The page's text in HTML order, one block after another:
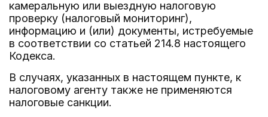
камеральную или выездную налоговую
проверку (налоговый мониторинг),
информацию и (или) документы, истребуемые
в соответствии со статьей 214.8 настоящего
Кодекса.
В случаях, указанных в настоящем пункте, к
налоговому агенту также не применяются
налоговые санкции.